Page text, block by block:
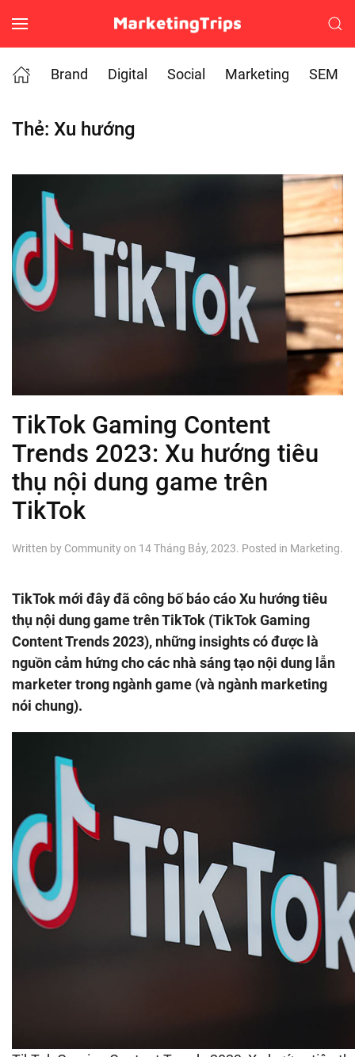
Skip to main content
Brand
Digital Social Marketing SEM
Thẻ: Xu hướng
TikTok Gaming Content
Trends 2023: Xu hướng tiêu
thụ nội dung game trên
TikTok
Written by Communityon 14 Tháng Bảy, 2023. Posted in Marketing.
TikTok mới đây đã công bố báo cáo Xu hướng tiêu
thụ nội dung game trên TikTok (TikTok Gaming
Content Trends 2023), những insights có được là
nguồn cảm hứng cho các nhà sáng tạo nội dung lẫn
marketer trong ngành game (và ngành marketing
nói chung).